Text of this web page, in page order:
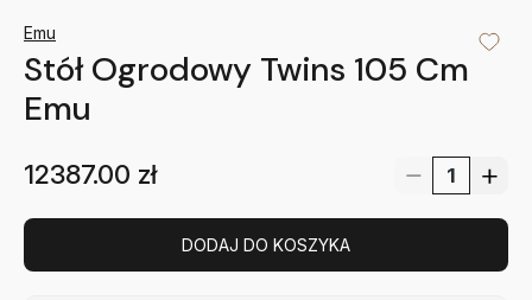
Emu
Stół Ogrodowy Twins 105 Cm
Emu
12387.00 zł
DODAJ DO KOSZYKA